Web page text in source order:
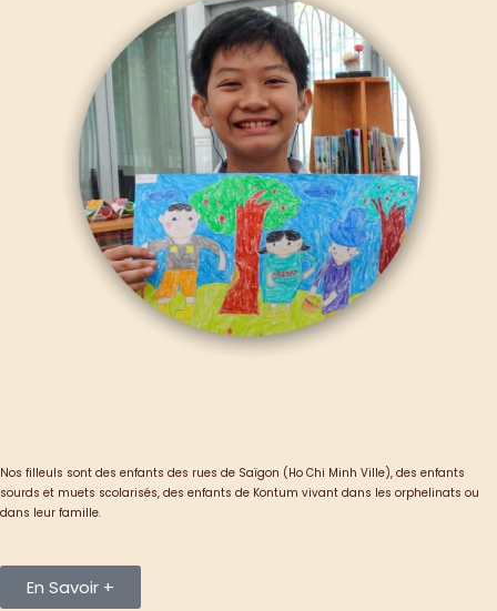
Nos filleuls sont des enfants des rues de Saïgon (Ho Chi Minh Ville), des enfants
sourds et muets scolarisés, des enfants de Kontum vivant dans les orphelinats ou
dans leur famille.
En Savoir +